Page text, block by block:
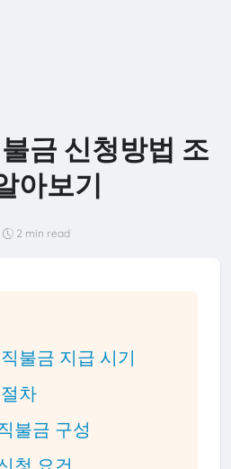
금 신청방법 조
아보기
2 min read
불금 지급 시기
차
불금 구성